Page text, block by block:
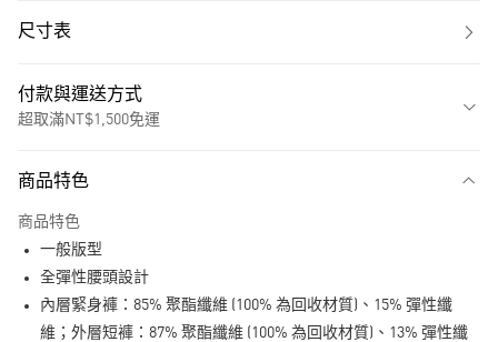
尺寸表
付款與運送方式
超取滿NT$1,500免運
LINE Pay
商品特色
商品特色
一般版型
全彈性腰頭設計
內層緊身褲：85% 聚酯纖維 (100% 為回收材質)、15% 彈性纖
維；外層短褲：87% 聚酯纖維 (100% 為回收材質)、13% 彈性纖